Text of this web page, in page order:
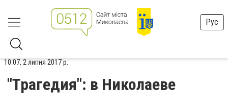
Рус
10:07, 2 липня 2017 р.
"Трагедия": в Николаеве